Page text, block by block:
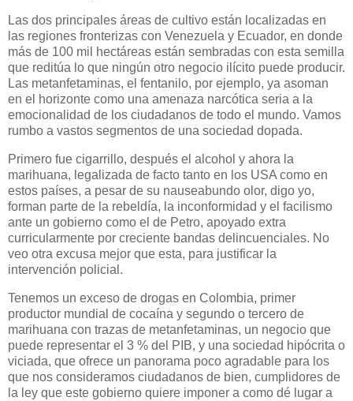
Las dos principales áreas de cultivo están localizadas en
las regiones fronterizas con Venezuela y Ecuador, en donde
más de 100 mil hectáreas están sembradas con esta semilla
que reditúa lo que ningún otro negocio ilícito puede producir.
Las metanfetaminas, el fentanilo, por ejemplo, ya asoman
en el horizonte como una amenaza narcótica seria a la
emocionalidad de los ciudadanos de todo el mundo. Vamos
rumbo a vastos segmentos de una sociedad dopada.
Primero fue cigarrillo, después el alcohol y ahora la
marihuana, legalizada de facto tanto en los USA como en
estos países, a pesar de su nauseabundo olor, digo yo,
forman parte de la rebeldía, la inconformidad y el facilismo
ante un gobierno como el de Petro, apoyado extra
curricularmente por creciente bandas delincuenciales. No
veo otra excusa mejor que esta, para justificar la
intervención policial.
Tenemos un exceso de drogas en Colombia, primer
productor mundial de cocaína y segundo o tercero de
marihuana con trazas de metanfetaminas, un negocio que
puede representar el 3 % del PIB, y una sociedad hipócrita o
viciada, que ofrece un panorama poco agradable para los
que nos consideramos ciudadanos de bien, cumplidores de
la ley que este gobierno quiere imponer a como dé lugar a